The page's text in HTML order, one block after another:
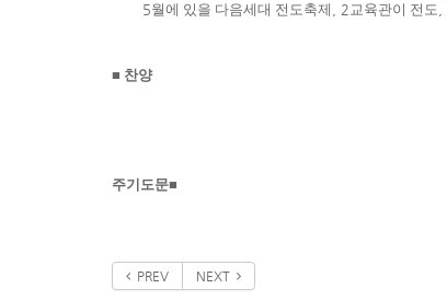
5월에 있을 다음세대 전도축제 , 2교육관이 전도
■ 찬양
주기도문■
PREV NEXT